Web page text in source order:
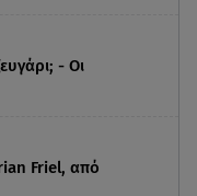
- Οι
Friel, από